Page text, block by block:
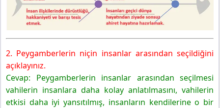
2. Peygamberlerin niçin insanlar arasından seçildiğini
açıklayınız.
Cevap: Peygamberlerin insanlar arasından seçilmesi
vahilerin insanlara daha kolay anlatılmasını, vahilerin
etkisi daha iyi yansıtılmış, insanların kendilerine o bir